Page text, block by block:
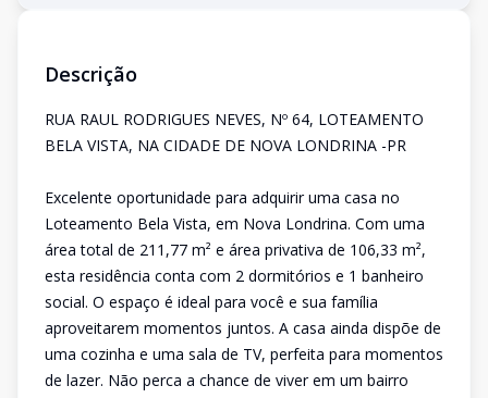
Descrição
RUA RAUL RODRIGUES NEVES, Nº 64, LOTEAMENTO
BELA VISTA, NA CIDADE DE NOVA LONDRINA -PR
Excelente oportunidade para adquirir uma casa no
Loteamento Bela Vista, em Nova Londrina. Com uma
área total de 211,77 m² e área privativa de 106,33 m²,
esta residência conta com 2 dormitórios e 1 banheiro
social. O espaço é ideal para você e sua família
aproveitarem momentos juntos. A casa ainda dispõe de
uma cozinha e uma sala de TV, perfeita para momentos
de lazer. Não perca a chance de viver em um bairro